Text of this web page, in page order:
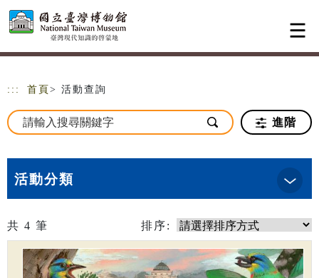
跳到主要內容
網站導覽
::: 首頁 > 活動查詢
進階
活動分類
共 4 筆 排序: